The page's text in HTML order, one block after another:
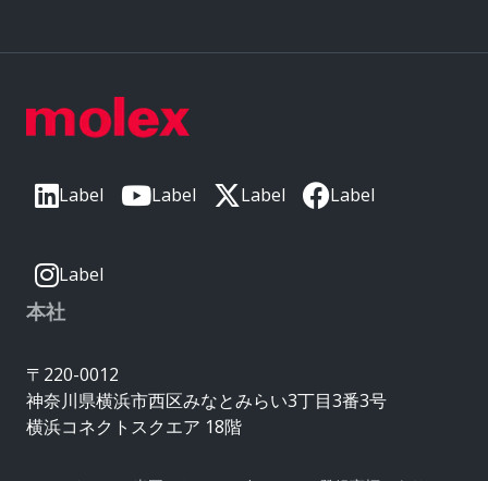
Label Label Label Label
Label
本社
〒220-0012
神奈川県横浜市西区みなとみらい3丁目3番3号
横浜コネクトスクエア 18階